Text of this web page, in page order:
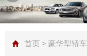
首页 > 豪华型轿车